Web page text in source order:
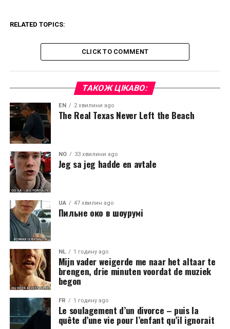
RELATED TOPICS:
CLICK TO COMMENT
ТАКОЖ ЦІКАВО:
EN 2 хвилини ago
The Real Texas Never Left the Beach
NO 33 хвилини ago
Jeg sa jeg hadde en avtale
UA 47 хвилин ago
Пильне око в шоурумі
NL 1 годину ago
Mijn vader weigerde me naar het altaar te
brengen, drie minuten voordat de muziek
begon
FR 1 годину ago
Le soulagement d’un divorce – puis la
quête d’une vie pour l’enfant qu’il ignorait